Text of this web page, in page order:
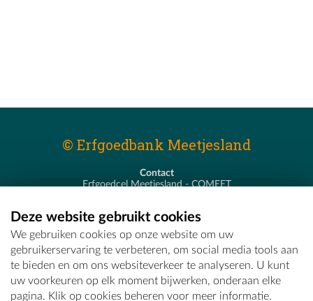
© Erfgoedbank Meetjesland
Contact
Erfgoedcel Meetjesland - COMEET
T - 09 373 75 96
E -erfgoedcel@comeet.be
Deze website gebruikt cookies
We gebruiken cookies op onze website om uw
gebruikerservaring te verbeteren, om social media tools aan
te bieden en om ons websiteverkeer te analyseren. U kunt
uw voorkeuren op elk moment bijwerken, onderaan elke
pagina. Klik op cookies beheren voor meer informatie.